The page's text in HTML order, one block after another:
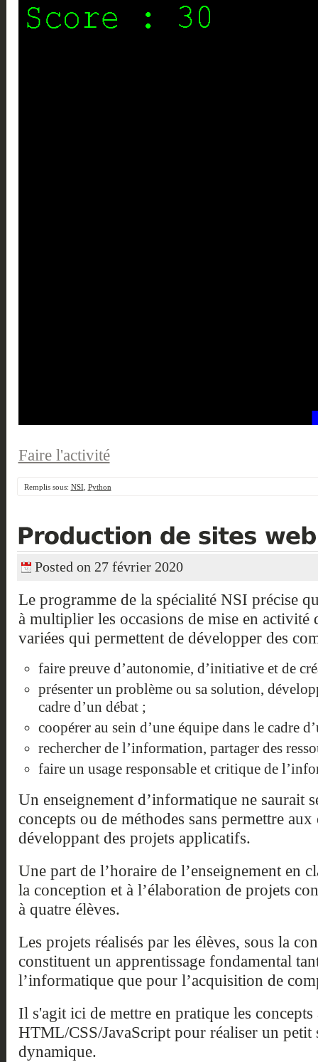
Faire l'activité
Remplis sous: NSI Python
Posted on 27 février 2020
Le programme de la spécialité NSI précise
à multiplier les occasions de mise en activité
variées qui permettent de développer des
faire preuve d’autonomie, d’initiative et de
présenter un problème ou sa solution,
cadre d’un débat ;
coopérer au sein d’une équipe dans le cadre
rechercher de l’information, partager des
faire un usage responsable et critique de
Un enseignement d’informatique ne saurait
concepts ou de méthodes sans permettre
développant des projets applicatifs.
Une part de l’horaire de l’enseignement en
la conception et à l’élaboration de projets
à quatre élèves.
Les projets réalisés par les élèves, sous la
constituent un apprentissage fondamental
l’informatique que pour l’acquisition de
Il s'agit ici de mettre en pratique les
HTML/CSS/JavaScript pour réaliser un petit
dynamique.